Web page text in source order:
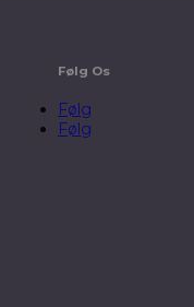
Følg Os
Følg
Følg